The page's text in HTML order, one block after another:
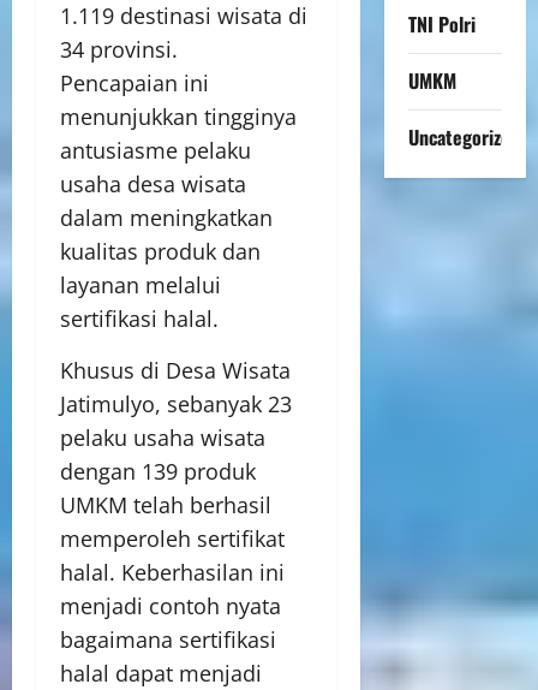
1.119 destinasi wisata di
34 provinsi.
Pencapaian ini
menunjukkan tingginya
antusiasme pelaku
usaha desa wisata
dalam meningkatkan
kualitas produk dan
layanan melalui
sertifikasi halal.
Khusus di Desa Wisata
Jatimulyo, sebanyak 23
pelaku usaha wisata
dengan 139 produk
UMKM telah berhasil
memperoleh sertifikat
halal. Keberhasilan ini
menjadi contoh nyata
bagaimana sertifikasi
halal dapat menjadi
TNI Polri
UMKM
Uncategorized